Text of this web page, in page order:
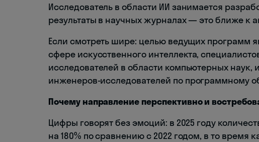
Исследователь в области ИИ занимается
результаты в научных журналах — это ближе к
Если смотреть шире: целью ведущих программ
сфере искусственного интеллекта,
исследователей в области компьютерных наук,
инженеров-исследователей по программному
Почему направление перспективно и
Цифры говорят без эмоций: в 2025 году
на 180% по сравнению с 2022 годом, в то время